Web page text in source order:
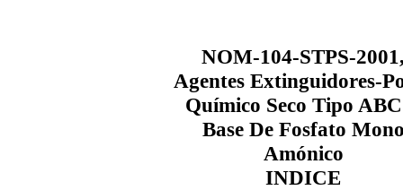
NOM-104-STPS-
Agentes Extinguidores-
Químico Seco Tipo
Base De Fosfato
Amónico
INDICE